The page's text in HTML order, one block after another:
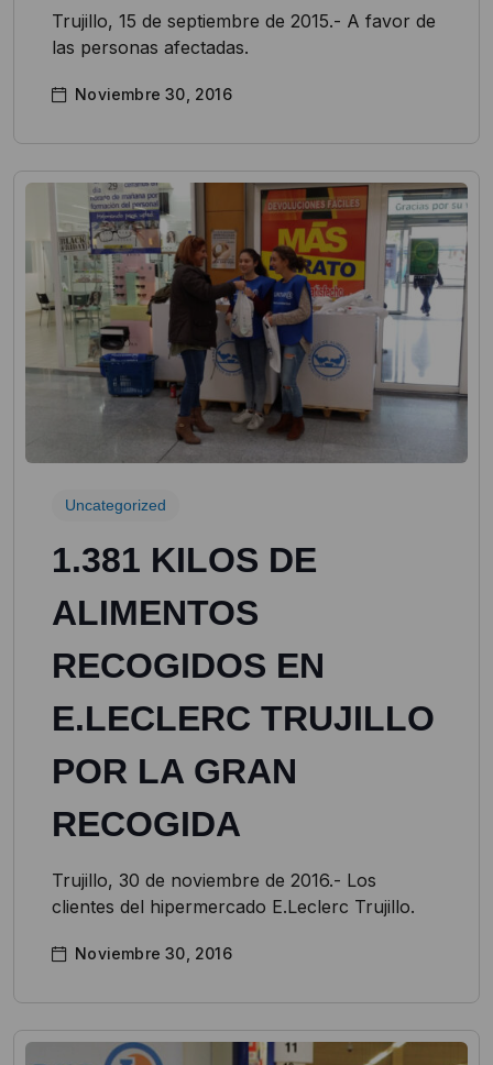
Trujillo, 15 de septiembre de 2015.- A favor de
las personas afectadas.
Noviembre 30, 2016
Uncategorized
1.381 KILOS DE
ALIMENTOS
RECOGIDOS EN
E.LECLERC TRUJILLO
POR LA GRAN
RECOGIDA
Trujillo, 30 de noviembre de 2016.- Los
clientes del hipermercado E.Leclerc Trujillo.
Noviembre 30, 2016